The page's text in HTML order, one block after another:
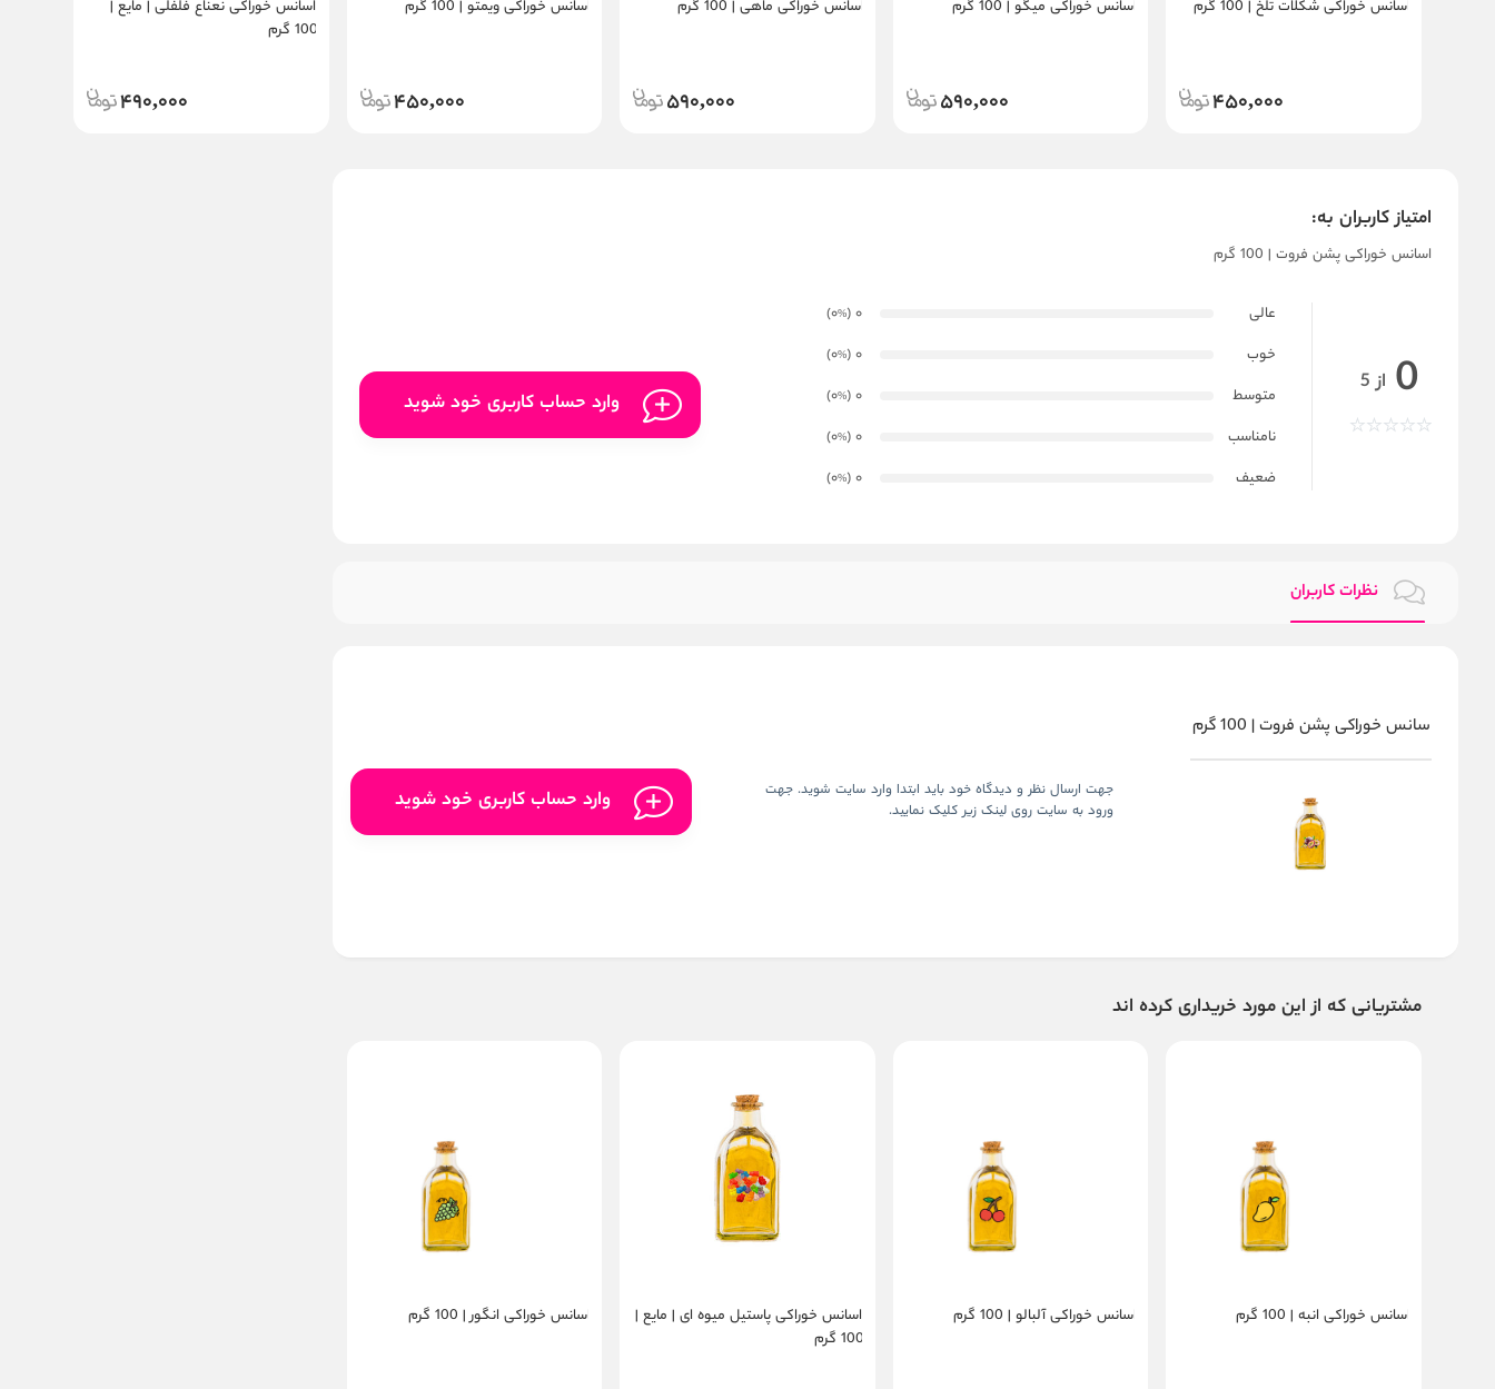
اسانس خوراکی شکلات تلخ | 100 گرم
450,000
اسانس خوراکی میگو | 100 گرم
590,000
اسانس خوراکی ماهی | 100 گرم
590,000
اسانس خوراکی ویمتو | 100 گرم
450,000
اسانس خوراکی نعناع فلفلی | مایع |
100 گرم
490,000
امتیاز کاربران به:
اسانس خوراکی پشن فروت | 100 گرم
0 از 5
عالی 0
(0
%
)
خوب
0
(0
%
)
متوسط
0
(0
%
)
نامناسب
0
(0
%
)
ضعیف
0
(0
%
)
وارد حساب کاربری خود شوید
نظرات کاربران
اسانس خوراکی پشن فروت | 100 گرم
جهت ارسال نظر و دیدگاه خود باید ابتدا وارد سایت شوید. جهت
ورود به سایت روی لینک زیر کلیک نمایید.
وارد حساب کاربری خود شوید
مشتریانی که از این مورد خریداری کرده اند
اسانس خوراکی انبه | 100 گرم اسانس خوراکی آلبالو | 100 گرم
اسانس خوراکی پاستیل میوه ای | مایع |
100 گرم
اسانس خوراکی انگور | 100 گرم